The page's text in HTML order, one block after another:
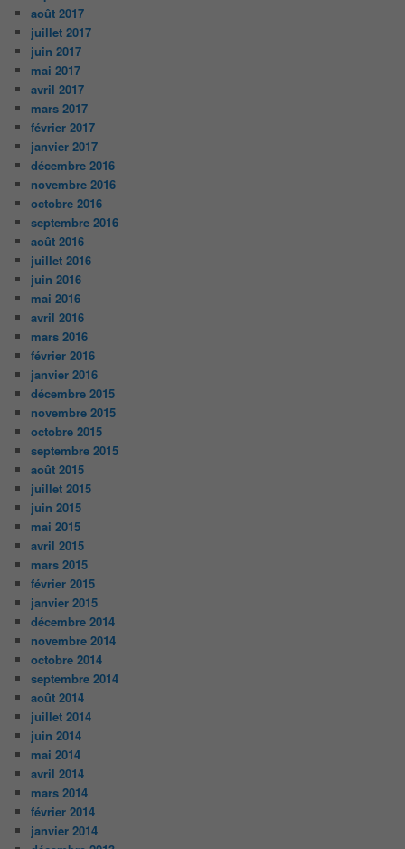
août 2017
juillet 2017
juin 2017
mai 2017
avril 2017
mars 2017
février 2017
janvier 2017
décembre 2016
novembre 2016
octobre 2016
septembre 2016
août 2016
juillet 2016
juin 2016
mai 2016
avril 2016
mars 2016
février 2016
janvier 2016
décembre 2015
novembre 2015
octobre 2015
septembre 2015
août 2015
juillet 2015
juin 2015
mai 2015
avril 2015
mars 2015
février 2015
janvier 2015
décembre 2014
novembre 2014
octobre 2014
septembre 2014
août 2014
juillet 2014
juin 2014
mai 2014
avril 2014
mars 2014
février 2014
janvier 2014